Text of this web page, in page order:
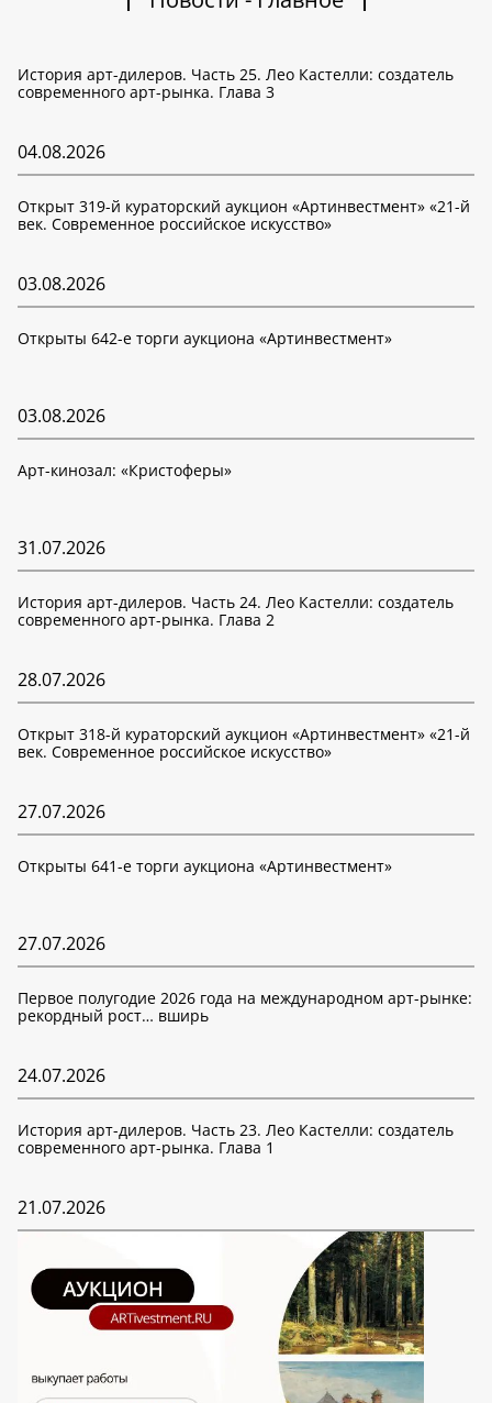
История арт-дилеров. Часть 25. Лео Кастелли: создатель
современного арт-рынка. Глава 3
04.08.2026
Открыт 319-й кураторский аукцион «Артинвестмент» «21-й
век. Современное российское искусство»
03.08.2026
Открыты 642-е торги аукциона «Артинвестмент»
03.08.2026
Арт-кинозал: «Кристоферы»
31.07.2026
История арт-дилеров. Часть 24. Лео Кастелли: создатель
современного арт-рынка. Глава 2
28.07.2026
Открыт 318-й кураторский аукцион «Артинвестмент» «21-й
век. Современное российское искусство»
27.07.2026
Открыты 641-е торги аукциона «Артинвестмент»
27.07.2026
Первое полугодие 2026 года на международном арт-рынке:
рекордный рост… вширь
24.07.2026
История арт-дилеров. Часть 23. Лео Кастелли: создатель
современного арт-рынка. Глава 1
21.07.2026